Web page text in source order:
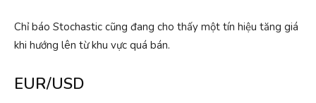
Chỉ báo Stochastic cũng đang cho thấy một tín hiệu tăng giá
khi hướng lên từ khu vực quá bán.
EUR/USD